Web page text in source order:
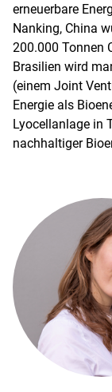
erneuerbare
Nanking, China
200.000 Tonnen
Brasilien wird
(einem Joint
Energie als
Lyocellanlage in
nachhaltiger